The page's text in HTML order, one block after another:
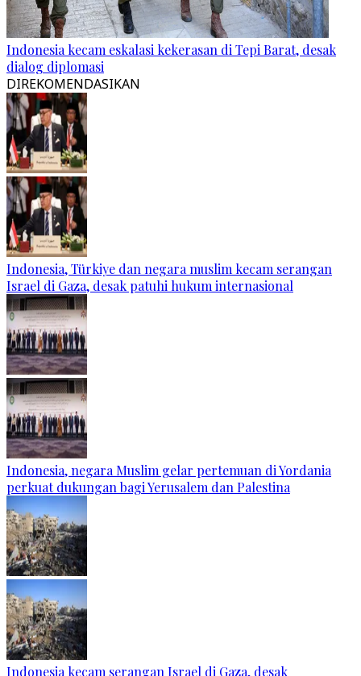
Indonesia kecam eskalasi kekerasan di Tepi Barat, desak
dialog diplomasi
DIREKOMENDASIKAN
Indonesia, Türkiye dan negara muslim kecam serangan
Israel di Gaza, desak patuhi hukum internasional
Indonesia, negara Muslim gelar pertemuan di Yordania
perkuat dukungan bagi Yerusalem dan Palestina
Indonesia kecam serangan Israel di Gaza, desak